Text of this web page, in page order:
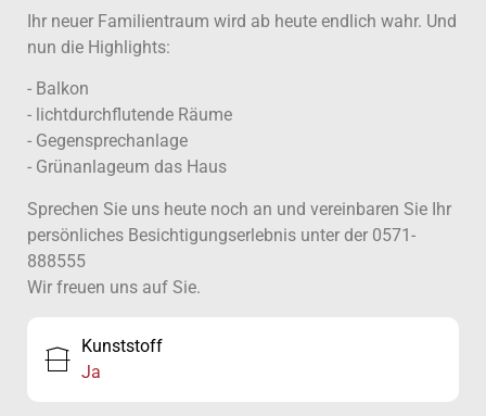
Ihr neuer Familientraum wird ab heute endlich wahr. Und
nun die Highlights:
- Balkon
- lichtdurchflutende Räume
- Gegensprechanlage
- Grünanlageum das Haus
Sprechen Sie uns heute noch an und vereinbaren Sie Ihr
persönliches Besichtigungserlebnis unter der 0571-
888555
Wir freuen uns auf Sie.
Kunststoff
Ja